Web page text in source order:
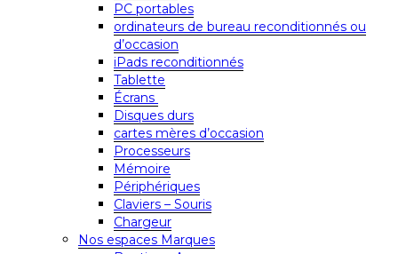
PC portables
ordinateurs de bureau reconditionnés ou
d’occasion
iPads reconditionnés
Tablette
Écrans
Disques durs
cartes mères d’occasion
Processeurs
Mémoire
Périphériques
Claviers – Souris
Chargeur
Nos espaces Marques